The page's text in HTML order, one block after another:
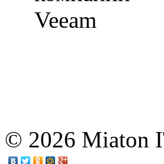
© 2026 Miaton